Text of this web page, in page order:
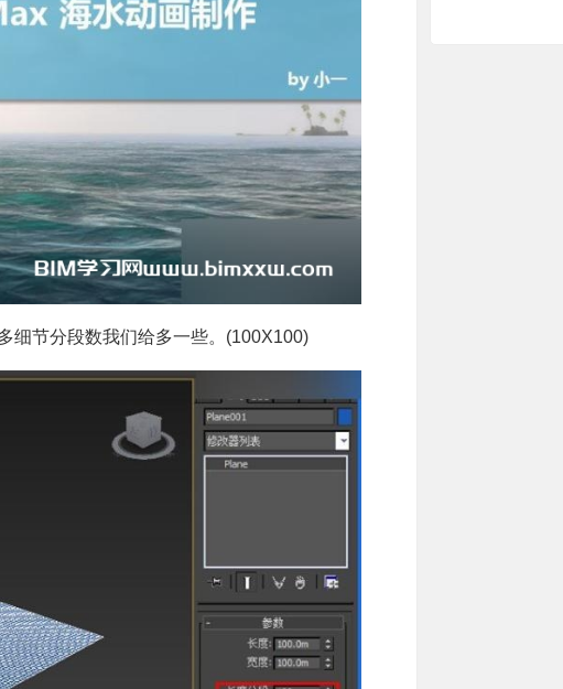
细节分段数我们给多一些。(100X100)